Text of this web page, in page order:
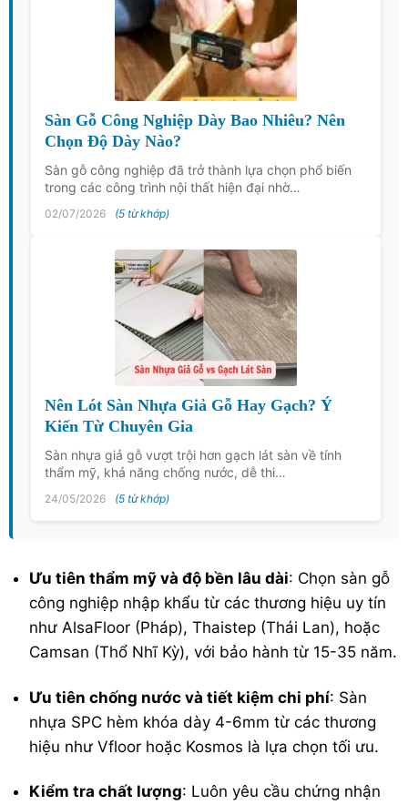
Sàn Gỗ Công Nghiệp Dày Bao Nhiêu? Nên
Chọn Độ Dày Nào?
Sàn gỗ công nghiệp đã trở thành lựa chọn phổ biến
trong các công trình nội thất hiện đại nhờ…
02/07/2026 (5 từ khớp)
Nên Lót Sàn Nhựa Giả Gỗ Hay Gạch? Ý
Kiến Từ Chuyên Gia
Sàn nhựa giả gỗ vượt trội hơn gạch lát sàn về tính
thẩm mỹ, khả năng chống nước, dễ thi…
24/05/2026 (5 từ khớp)
Ưu tiên thẩm mỹ và độ bền lâu dài: Chọn sàn gỗ
công nghiệp nhập khẩu từ các thương hiệu uy tín
như AlsaFloor (Pháp), Thaistep (Thái Lan), hoặc
Camsan (Thổ Nhĩ Kỳ), với bảo hành từ 15-35 năm.
Ưu tiên chống nước và tiết kiệm chi phí: Sàn
nhựa SPC hèm khóa dày 4-6mm từ các thương
hiệu như Vfloor hoặc Kosmos là lựa chọn tối ưu.
Kiểm tra chất lượng: Luôn yêu cầu chứng nhận